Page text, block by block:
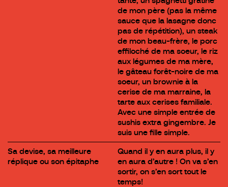
de mon père (pas la même
sauce que la lasagne donc
pas de répétition), un steak
de mon beau-frère, le porc
effiloché de ma soeur, le riz
aux légumes de ma mère,
le gâteau forêt-noire de ma
soeur, un brownie à la
cerise de ma marraine, la
tarte aux cerises familiale.
Avec une simple entrée de
sushis extra gingembre. Je
suis une fille simple.
Sa devise, sa meilleure
réplique ou son épitaphe
Quand il y en aura plus, il y
en aura d’autre ! On va s’en
sortir, on s’en sort tout le
temps!